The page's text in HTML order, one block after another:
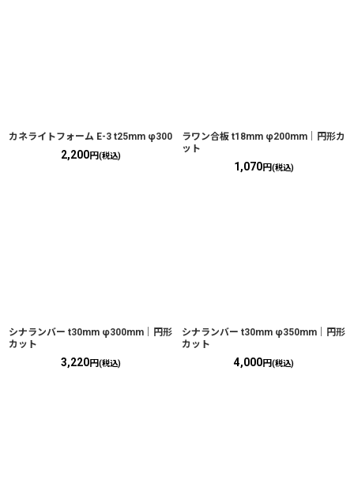
カネライトフォーム E-3 t25mm φ300
2,200円(税込)
ラワン合板 t18mm φ200mm｜円形カ
ット
1,070円(税込)
シナランバー t30mm φ300mm｜円形
カット
3,220円(税込)
シナランバー t30mm φ350mm｜円形
カット
4,000円(税込)